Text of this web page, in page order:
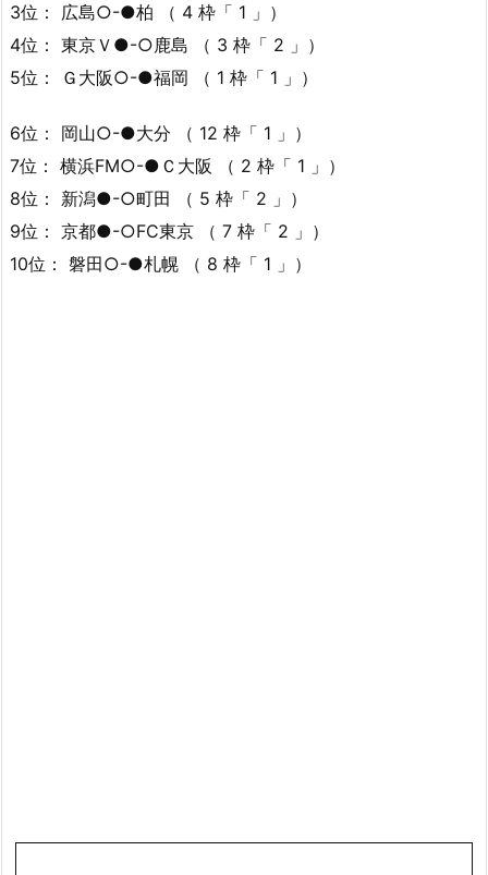
3位： 広島○-●柏 （ 4 枠「 1 」）
4位： 東京Ｖ●-○鹿島 （ 3 枠「 2 」）
5位： Ｇ大阪○-●福岡 （ 1 枠「 1 」）
6位： 岡山○-●大分 （ 12 枠「 1 」）
7位： 横浜FM○-●Ｃ大阪 （ 2 枠「 1 」）
8位： 新潟●-○町田 （ 5 枠「 2 」）
9位： 京都●-○FC東京 （ 7 枠「 2 」）
10位： 磐田○-●札幌 （ 8 枠「 1 」）